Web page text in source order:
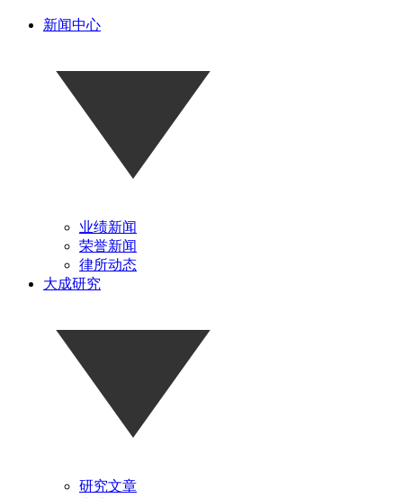
新闻中心
业绩新闻
荣誉新闻
律所动态
大成研究
研究文章